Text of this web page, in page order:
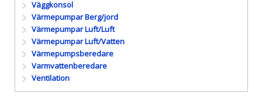
Väggkonsol
Värmepumpar Berg/jord
Värmepumpar Luft/Luft
Värmepumpar Luft/Vatten
Värmepumpsberedare
Varmvattenberedare
Ventilation